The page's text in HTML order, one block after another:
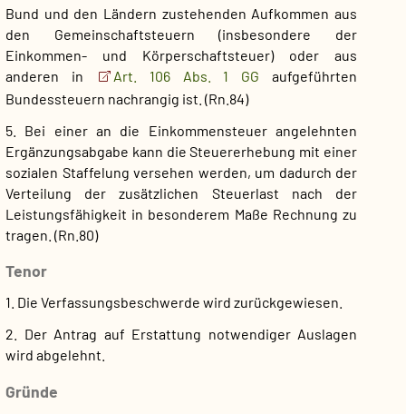
Bund und den Ländern zustehenden Aufkommen aus
den Gemeinschaftsteuern (insbesondere der
Einkommen- und Körperschaftsteuer) oder aus
anderen in
Art. 106 Abs. 1 GGaufgeführten
Bundessteuern nachrangig ist. (Rn.84)
5. Bei einer an die Einkommensteuer angelehnten
Ergänzungsabgabe kann die Steuererhebung mit einer
sozialen Staffelung versehen werden, um dadurch der
Verteilung der zusätzlichen Steuerlast nach der
Leistungsfähigkeit in besonderem Maße Rechnung zu
tragen. (Rn.80)
Tenor
1. Die Verfassungsbeschwerde wird zurückgewiesen.
2. Der Antrag auf Erstattung notwendiger Auslagen
wird abgelehnt.
Gründe